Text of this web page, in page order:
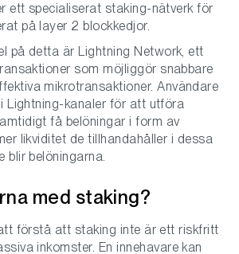
ett specialiserat staking-nätverk för
på layer 2 blockkedjor.
på detta är Lightning Network, ett
som möjliggör snabbare
mikrotransaktioner. Användare
Lightning-kanaler för att utföra
få belöningar i form av
likviditet de tillhandahåller i dessa
blir belöningarna.
med staking?
förstå att staking inte är ett riskfritt
inkomster. En innehavare kan